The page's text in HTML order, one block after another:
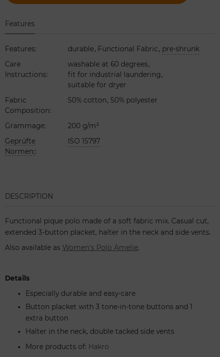
Features
Features: durable, Functional Fabric, pre-shrunk
Care
Instructions:
washable at 60 degrees,
fit for industrial laundering,
suitable for dryer
Fabric
Composition:
50% cotton, 50% polyester
Grammage:
200 g/m²
Geprüfte
Normen::
ISO 15797
DESCRIPTION
Functional pique polo made of a soft fabric mix. Casual cut,
extended 3-button placket, halter in the neck and side vents.
Also available as Women's Polo Amelie.
Details
Especially durable and easy-care
Button placket with 3 tone-in-tone buttons and 1
extra button
Halter in the neck, double tacked side vents
More products of: Hakro